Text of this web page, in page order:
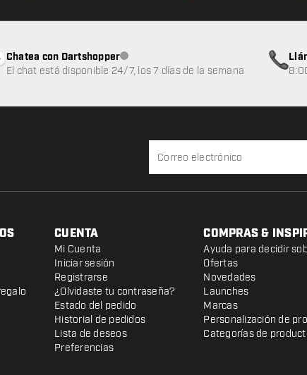
Chatea con DartshopperAtención al cliente no disponible
El chat está disponible 24/7, los 7 días de la semana
CUENTA
Mi Cuenta
Iniciar sesión
Registrarse
¿Olvidaste tu contraseña?
Estado del pedido
Historial de pedidos
Lista de deseos
Preferencias
COMPRAS &
Ayuda para decidir
Ofertas
Novedades
Launches
Marcas
Personalización de
Categorías de